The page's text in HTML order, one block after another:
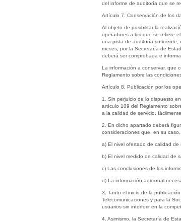
del informe de auditoría que se
Artículo 7. Conservación de los
Al objeto de posibilitar la
operadores a los que se refiere
una pista de auditoría suficiente,
meses, por la Secretaría de
deberá ser comprobada e
La información a conservar, que
Reglamento sobre las
Artículo 8. Publicación por los
1. Sin perjuicio de lo dispuesto
artículo 109 del Reglamento
a la calidad de servicio,
2. En dicho apartado deberá
consideraciones que, en su
a) El nivel ofertado de calidad de
b) El nivel medido de calidad de
c) Las conclusiones de los
d) La información adicional
3. Tanto el inicio de la
Telecomunicaciones y para la
usuarios sin interferir en la
4. Asimismo, la Secretaría de